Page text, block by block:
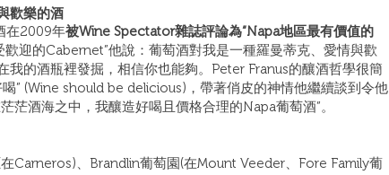
歡樂的酒
在2009年被Wine Spectator雜誌評論為“Napa地區最有價值的
歡迎的Cabernet”他說：葡萄酒對我是一種羅曼蒂克、愛情與歡
我的酒瓶裡發掘，相信你也能夠。Peter Franus的釀酒哲學很簡
喝” (Wine should be delicious)，帶著俏皮的神情他繼續談到令他
茫酒海之中，我釀造好喝且價格合理的Napa葡萄酒”。
Carneros)、Brandlin葡萄園(在Mount Veeder、Fore Family葡